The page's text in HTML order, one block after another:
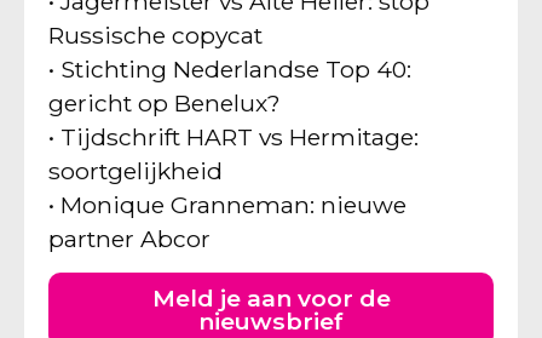
Russische copycat
• Stichting Nederlandse Top 40:
gericht op Benelux?
• Tijdschrift HART vs Hermitage:
soortgelijkheid
• Monique Granneman: nieuwe
partner Abcor
Meld je aan voor de
nieuwsbrief